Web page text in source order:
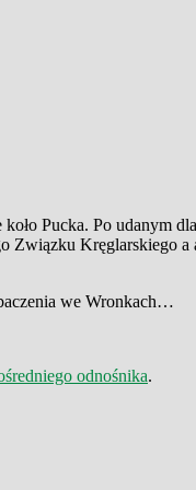
Pucka. Po udanym
Związku Kręglarskiego
we Wronkach…
odnośnika.